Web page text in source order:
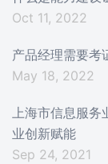
Oct 11, 2022
产品经理需要考
May 18, 2022
上海市信息服务
业创新赋能
Sep 24, 2021